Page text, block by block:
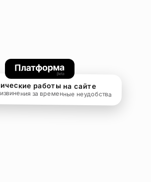
работы на сайте
за временные неудобства